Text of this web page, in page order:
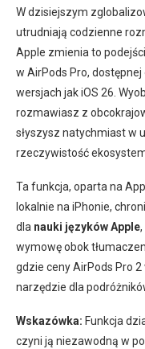
W dzisiejszym
utrudniają codzienne
Apple zmienia to
w AirPods Pro,
wersjach jak iOS 26.
rozmawiasz z
słyszysz natychmiast w
rzeczywistość
Ta funkcja, oparta na
lokalnie na iPhonie,
dla nauki języków Apple
wymowę obok
gdzie ceny AirPods Pro
narzędzie dla
Wskazówka: Funkcja
czyni ją niezawodną w